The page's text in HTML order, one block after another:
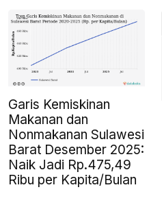
Garis Kemiskinan
Makanan dan
Nonmakanan Sulawesi
Barat Desember 2025:
Naik Jadi Rp.475,49
Ribu per Kapita/Bulan